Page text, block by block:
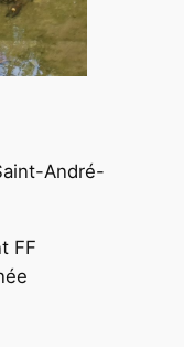
André-
FF